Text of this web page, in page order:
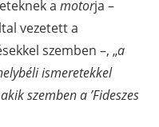
a motorja –
vezetett a
szemben –, „a
ismeretekkel
szemben a ’Fideszes